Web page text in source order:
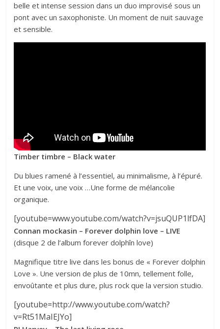
belle et intense session dans un duo improvisé sous un
pont avec un saxophoniste. Un moment de nuit sauvage
et sensible.
Timber timbre – Black water
Du blues ramené à l’essentiel, au minimalisme, à l’épuré.
Et une voix, une voix …Une forme de mélancolie
organique.
[youtube=www.youtube.com/watch?v=jsuQUP1lfDA]
Connan mockasin – Forever dolphin love – LIVE
(disque 2 de l’album forever dolphîn love)
Magnifique titre live dans les bonus de « Forever dolphin
Love ». Une version de plus de 10mn, tellement folle,
envoûtante et plus dure, plus rock que la version studio.
[youtube=http://www.youtube.com/watch?
v=Rt51MaIEJYo]